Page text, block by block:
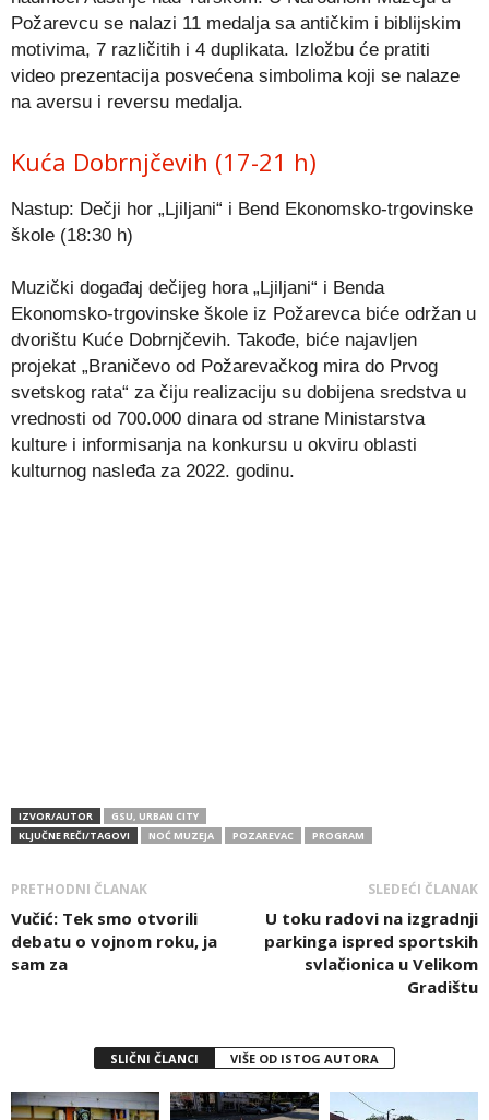
Požarevcu se nalazi 11 medalja sa antičkim i biblijskim
motivima, 7 različitih i 4 duplikata. Izložbu će pratiti
video prezentacija posvećena simbolima koji se nalaze
na aversu i reversu medalja.
Kuća Dobrnjčevih (17-21 h)
Nastup: Dečji hor „Ljiljani“ i Bend Ekonomsko-trgovinske
škole (18:30 h)
Muzički događaj dečijeg hora „Ljiljani“ i Benda
Ekonomsko-trgovinske škole iz Požarevca biće održan u
dvorištu Kuće Dobrnjčevih. Takođe, biće najavljen
projekat „Braničevo od Požarevačkog mira do Prvog
svetskog rata“ za čiju realizaciju su dobijena sredstva u
vrednosti od 700.000 dinara od strane Ministarstva
kulture i informisanja na konkursu u okviru oblasti
kulturnog nasleđa za 2022. godinu.
IZVOR/AUTOR
GSU, URBAN CITY
KLJUČNE REČI/TAGOVI
NOĆ MUZEJA POZAREVAC PROGRAM
PRETHODNI ČLANAK
Vučić: Tek smo otvorili
debatu o vojnom roku, ja
sam za
SLEDEĆI ČLANAK
U toku radovi na izgradnji
parkinga ispred sportskih
svlačionica u Velikom
Gradištu
SLIČNI ČLANCI VIŠE OD ISTOG AUTORA